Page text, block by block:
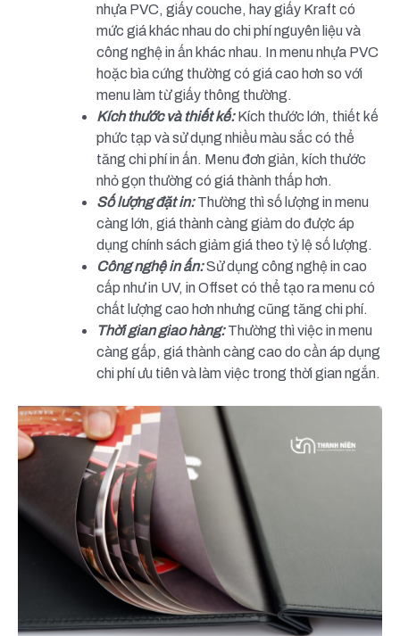
nhựa PVC, giấy couche, hay giấy Kraft có
mức giá khác nhau do chi phí nguyên liệu và
công nghệ in ấn khác nhau. In menu nhựa PVC
hoặc bìa cứng thường có giá cao hơn so với
menu làm từ giấy thông thường.
Kích thước và thiết kế:Kích thước lớn, thiết kế
phức tạp và sử dụng nhiều màu sắc có thể
tăng chi phí in ấn. Menu đơn giản, kích thước
nhỏ gọn thường có giá thành thấp hơn.
Số lượng đặt in: Thường thì số lượng in menu
càng lớn, giá thành càng giảm do được áp
dụng chính sách giảm giá theo tỷ lệ số lượng.
Công nghệ in ấn:Sử dụng công nghệ in cao
cấp như in UV, in Offset có thể tạo ra menu có
chất lượng cao hơn nhưng cũng tăng chi phí.
Thời gian giao hàng: Thường thì việc in menu
càng gấp, giá thành càng cao do cần áp dụng
chi phí ưu tiên và làm việc trong thời gian ngắn.